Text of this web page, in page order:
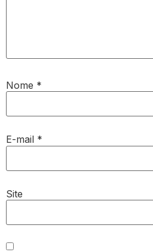
Nome *
E-mail *
Site